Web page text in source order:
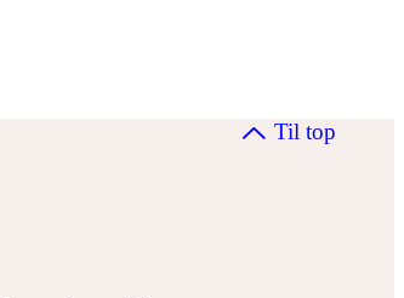
Til top